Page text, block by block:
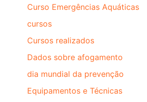
Curso Emergências Aquáticas
cursos
Cursos realizados
Dados sobre afogamento
dia mundial da prevenção
Equipamentos e Técnicas